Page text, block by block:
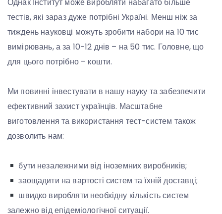
тестів, які зараз дуже потрібні Україні. Менш ніж за
тиждень науковці можуть зробити набори на 10 тис
вимірювань, а за 10-12 днів – на 50 тис. Головне, що
для цього потрібно – кошти.
Ми повинні інвестувати в нашу науку та забезпечити
ефективний захист українців. Масштабне
виготовлення та використання тест-систем також
дозволить нам:
бути незалежними від іноземних виробників;
заощадити на вартості систем та їхній доставці;
швидко виробляти необхідну кількість систем
залежно від епідеміологічної ситуації.